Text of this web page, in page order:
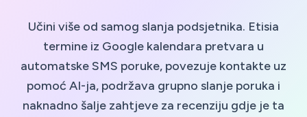
Učini više od samog slanja podsjetnika. Etisia
termine iz Google kalendara pretvara u
automatske SMS poruke, povezuje kontakte uz
pomoć AI-ja, podržava grupno slanje poruka i
naknadno šalje zahtjeve za recenziju gdje je ta